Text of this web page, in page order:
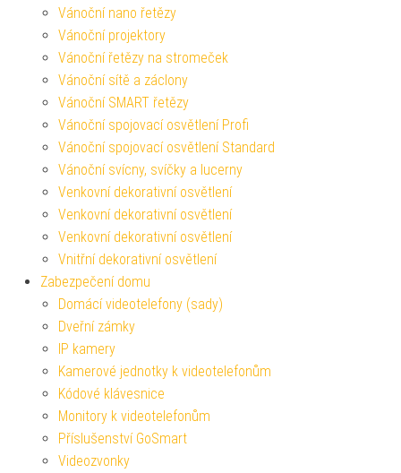
Vánoční nano řetězy
Vánoční projektory
Vánoční řetězy na stromeček
Vánoční sítě a záclony
Vánoční SMART řetězy
Vánoční spojovací osvětlení Profi
Vánoční spojovací osvětlení Standard
Vánoční svícny, svíčky a lucerny
Venkovní dekorativní osvětlení
Venkovní dekorativní osvětlení
Venkovní dekorativní osvětlení
Vnitřní dekorativní osvětlení
Zabezpečení domu
Domácí videotelefony (sady)
Dveřní zámky
IP kamery
Kamerové jednotky k videotelefonům
Kódové klávesnice
Monitory k videotelefonům
Příslušenství GoSmart
Videozvonky